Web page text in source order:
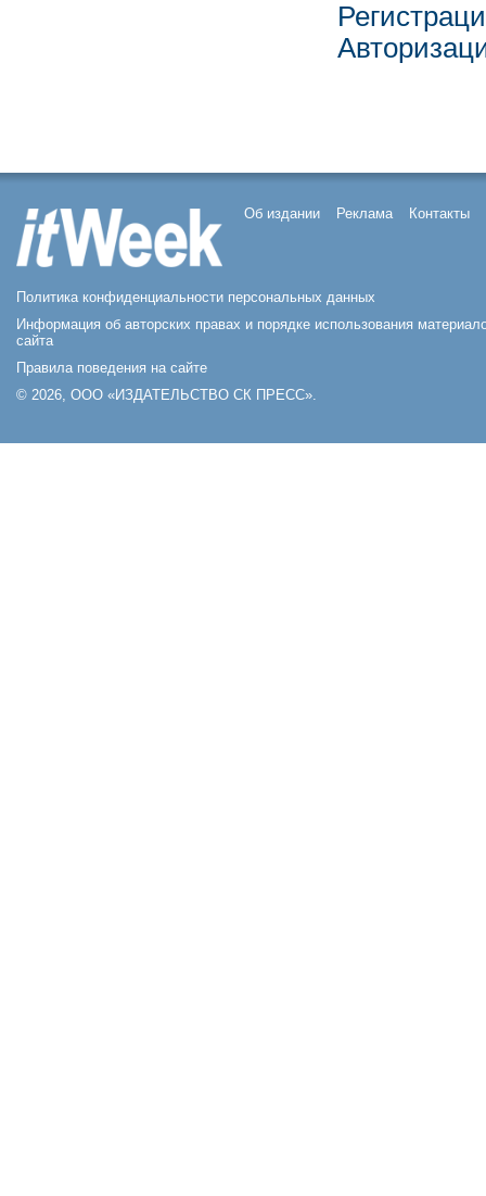
Об издании Реклама Контакты
Политика конфиденциальности персональных данных
Информация об авторских правах и порядке использования
сайта
Правила поведения на сайте
© 2026, ООО «ИЗДАТЕЛЬСТВО СК ПРЕСС».